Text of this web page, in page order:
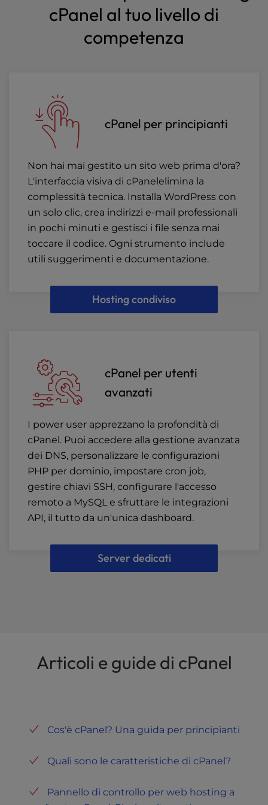
cPanel al tuo livello di
competenza
cPanel per principianti
Non hai mai gestito un sito web prima d'ora?
L'interfaccia visiva di cPanelelimina la
complessità tecnica. Installa WordPress con
un solo clic, crea indirizzi e-mail professionali
in pochi minuti e gestisci i file senza mai
toccare il codice. Ogni strumento include
utili suggerimenti e documentazione.
Hosting condiviso
cPanel per utenti
avanzati
I power user apprezzano la profondità di
cPanel. Puoi accedere alla gestione avanzata
dei DNS, personalizzare le configurazioni
PHP per dominio, impostare cron job,
gestire chiavi SSH, configurare l'accesso
remoto a MySQL e sfruttare le integrazioni
API, il tutto da un'unica dashboard.
Server dedicati
Articoli e guide di cPanel
Cos'è cPanel? Una guida per principianti
Quali sono le caratteristiche di cPanel?
Pannello di controllo per web hosting a